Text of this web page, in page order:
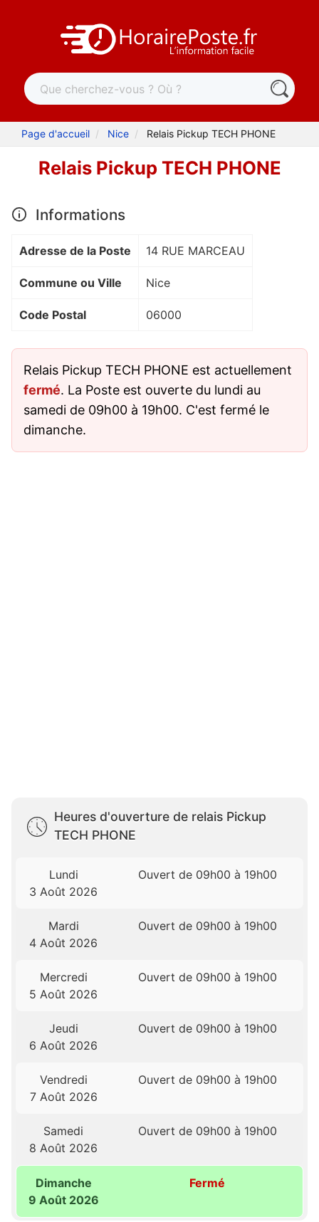
Page d'accueil Nice Relais Pickup TECH PHONE
Relais Pickup TECH PHONE
Informations
Adresse de la Poste 14 RUE MARCEAU
Commune ou Ville Nice
Code Postal 06000
Relais Pickup TECH PHONE est actuellement
fermé. La Poste est ouverte du lundi au
samedi de 09h00 à 19h00. C'est fermé le
dimanche.
Heures d'ouverture de relais Pickup
TECH PHONE
Lundi
3 Août 2026
Ouvert de 09h00 à 19h00
Mardi
4 Août 2026
Ouvert de 09h00 à 19h00
Mercredi
5 Août 2026
Ouvert de 09h00 à 19h00
Jeudi
6 Août 2026
Ouvert de 09h00 à 19h00
Vendredi
7 Août 2026
Ouvert de 09h00 à 19h00
Samedi
8 Août 2026
Ouvert de 09h00 à 19h00
Dimanche
9 Août 2026
Fermé